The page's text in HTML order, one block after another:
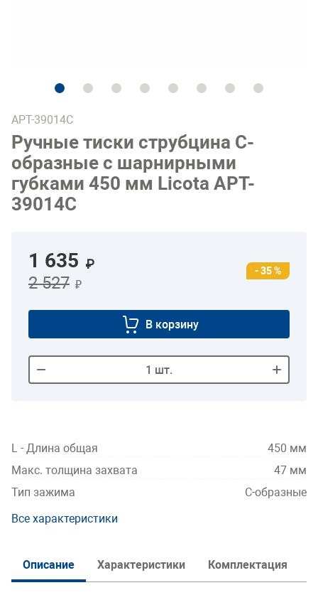
APT-39014C
Ручные тиски струбцина С-
образные с шарнирными
губками 450 мм Licota APT-
39014C
1 635 ₽
2 527 ₽
- 35 %
В корзину
1 шт.
L - Длина общая
450 мм
Макс. толщина захвата
47 мм
Тип зажима
С-образные
Все характеристики
Описание Характеристики Комплектация